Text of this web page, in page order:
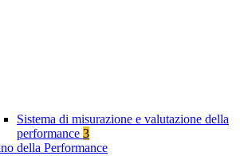
Sistema di misurazione e valutazione della
performance 3
della Performance